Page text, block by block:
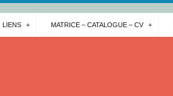
LIENS MATRICE – CATALOGUE – CV